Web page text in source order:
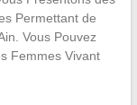
Permettant de
Vous Pouvez
Femmes Vivant